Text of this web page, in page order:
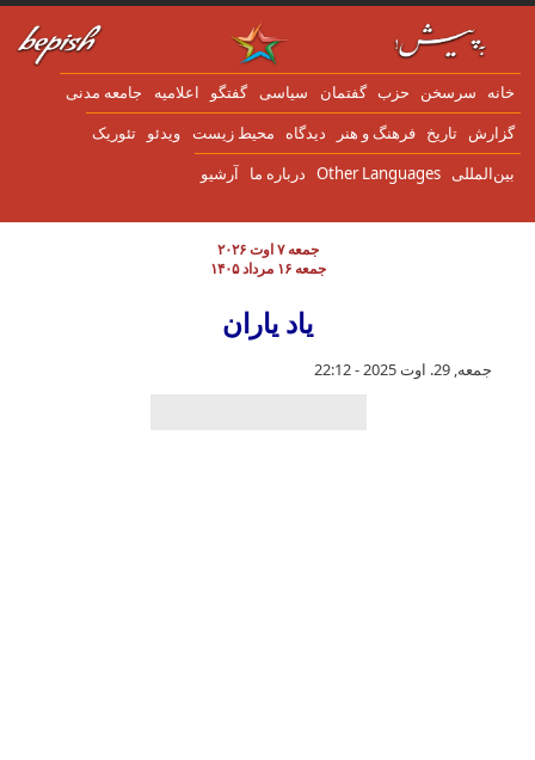
به محتوای اصلی
سرسخن حزب گفتمان سياسی گفتگو اعلاميه جامعه مدنی
تاریخ فرهنگ و هنر دیدگاه محیط زیست ویدئو تئوریک
Other Languages درباره ما آرشیو
جمعه ۷ اوت ۲۰۲۶
جمعه ۱۶ مرداد ۱۴۰۵
یاد یاران
جمعه, 29. اوت 2025 - 22:12